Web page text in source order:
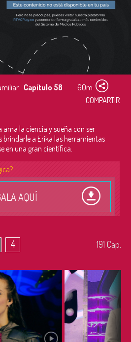
Capítulo 58
60m
COMPARTIR
ama la ciencia y sueña con ser
brindarle a Erika las herramientas
en una gran científica.
AQUÍ
4 191 Cap.